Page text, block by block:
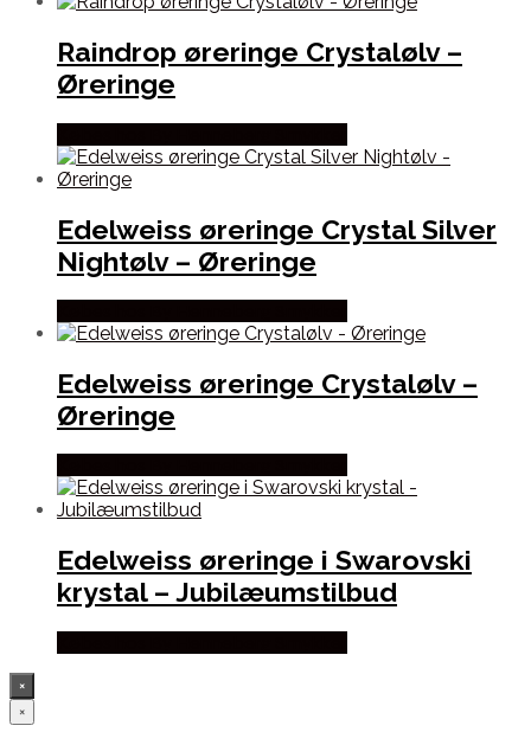
Raindrop øreringe Crystalølv –
Øreringe
Edelweiss øreringe Crystal Silver
Nightølv – Øreringe
Edelweiss øreringe Crystalølv –
Øreringe
Edelweiss øreringe i Swarovski
krystal – Jubilæumstilbud
×
×